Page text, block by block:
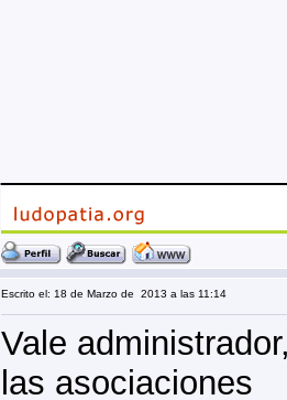
Escrito el: 18 de Marzo de 2013 a las 11:14
Vale
las asociaciones